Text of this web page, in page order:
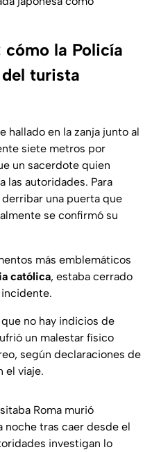
cómo la Policía
turista
hallado en la zanja junto al
siete metros por
un sacerdote quien
las autoridades. Para
una puerta que
se confirmó su
más emblemáticos
católica, estaba cerrado
no hay indicios de
un malestar físico
según declaraciones de
el viaje.
Roma murió
tras caer desde el
investigan lo